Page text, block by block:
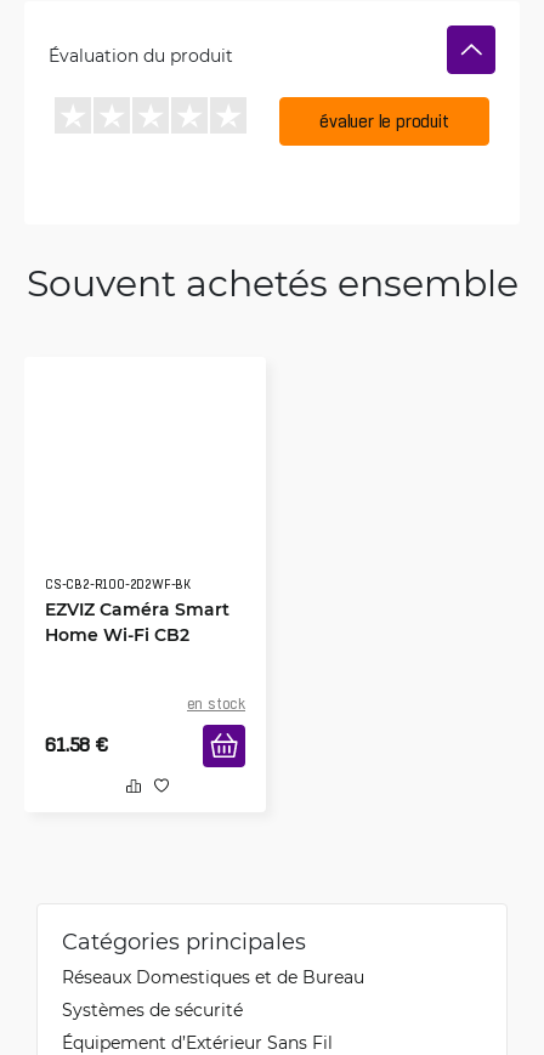
Évaluation du produit
évaluer le produit
Souvent achetés ensemble
CS-CB2-R100-2D2WF-BK
EZVIZ Caméra Smart
Home Wi-Fi CB2
en stock
61.58 €
Catégories principales
Réseaux Domestiques et de Bureau
Systèmes de sécurité
Équipement d’Extérieur Sans Fil